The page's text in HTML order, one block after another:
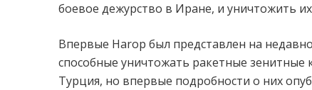
боевое дежурство в Иране, и уничтожить
Впервые Harop был представлен на
способные уничтожать ракетные
Турция, но впервые подробности о них